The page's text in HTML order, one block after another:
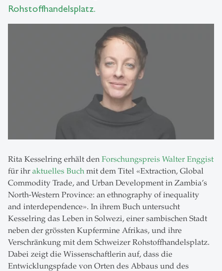
Rohstoffhandelsplatz.
Rita Kesselring erhält den Forschungspreis Walter Enggist
für ihr aktuelles Buch mit dem Titel «Extraction, Global
Commodity Trade, and Urban Development in Zambia’s
North-Western Province: an ethnography of inequality
and interdependence». In ihrem Buch untersucht
Kesselring das Leben in Solwezi, einer sambischen Stadt
neben der grössten Kupfermine Afrikas, und ihre
Verschränkung mit dem Schweizer Rohstoffhandelsplatz.
Dabei zeigt die Wissenschaftlerin auf, dass die
Entwicklungspfade von Orten des Abbaus und des